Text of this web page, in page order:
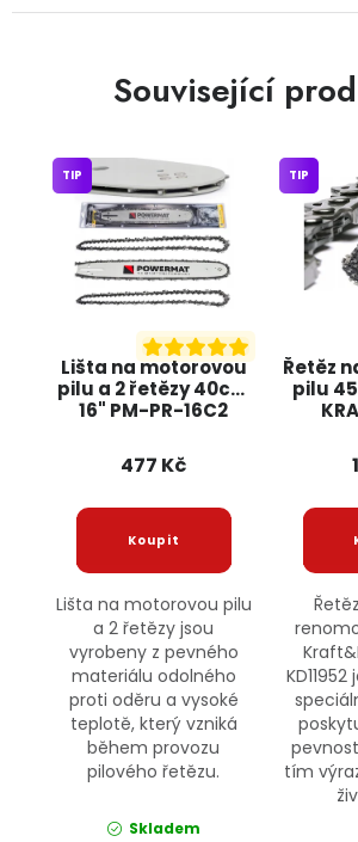
Související
Lišta na motorovou
pilu a 2 řetězy 40cm
16" PM-PR-16C2
TIP
477 Kč
Lišta na motorovou pilu
a 2 řetězy jsou
vyrobeny z pevného
materiálu odolného
proti oděru a vysoké
teplotě, který vzniká
během provozu
pilového řetězu.
Skladem
Řetěz
pilu
TIP
tím